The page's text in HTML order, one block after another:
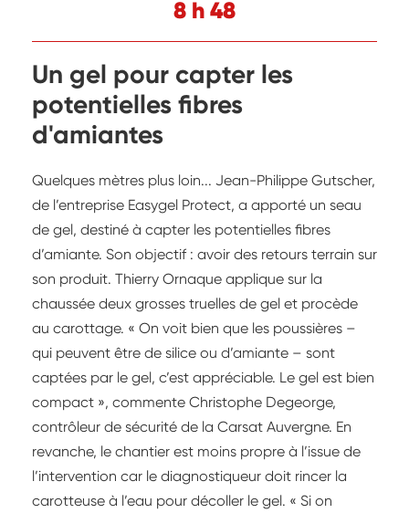
8 h 48
Un gel pour capter les
potentielles fibres
d'amiantes
Quelques mètres plus loin... Jean-Philippe Gutscher,
de l’entreprise Easygel Protect, a apporté un seau
de gel, destiné à capter les potentielles fibres
d’amiante. Son objectif : avoir des retours terrain sur
son produit. Thierry Ornaque applique sur la
chaussée deux grosses truelles de gel et procède
au carottage. « On voit bien que les poussières –
qui peuvent être de silice ou d’amiante – sont
captées par le gel, c’est appréciable. Le gel est bien
compact », commente Christophe Degeorge,
contrôleur de sécurité de la Carsat Auvergne. En
revanche, le chantier est moins propre à l’issue de
l’intervention car le diagnostiqueur doit rincer la
carotteuse à l’eau pour décoller le gel. « Si on